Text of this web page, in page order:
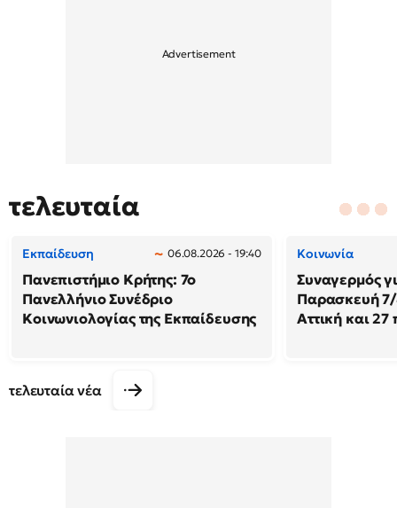
τελευταία
Εκπαίδευση 06.08.2026 - 19:40
Πανεπιστήμιο Κρήτης: 7ο
Πανελλήνιο Συνέδριο
Κοινωνιολογίας της Εκπαίδευσης
Κοινωνία
Συναγερμός
Παρασκευή 7/
Αττική και 27
τελευταία νέα